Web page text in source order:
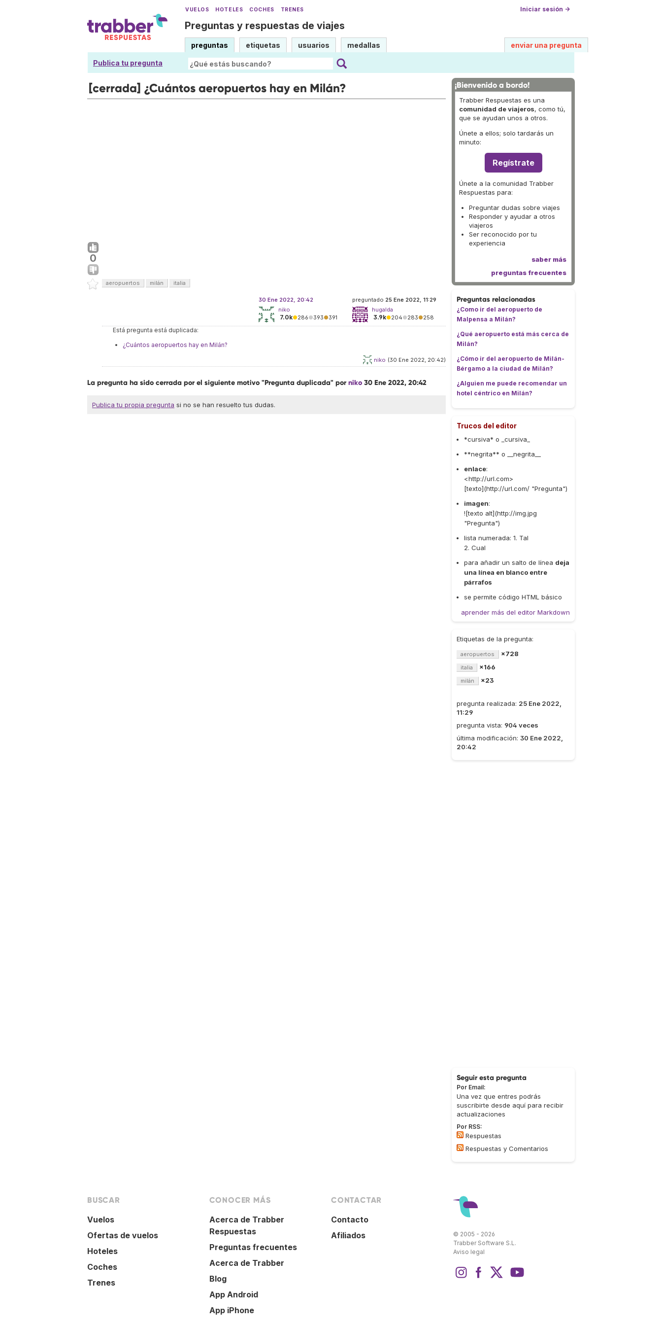
VUELOS HOTELES COCHES TRENES Iniciar sesión →
Preguntas y respuestas de viajes
preguntas etiquetas usuarios medallas enviar una pregunta
Publica tu pregunta
[cerrada] ¿Cuántos aeropuertos hay en Milán?
0
aeropuertos milán italia
preguntado 25 Ene 2022, 11:29
hugalda
3.9k●204●283●258
30 Ene 2022, 20:42
niko
7.0k●286●393●391
Está pregunta está duplicada:
¿Cuántos aeropuertos hay en Milán?
(30 Ene 2022, 20:42)
niko
La pregunta ha sido cerrada por el siguiente motivo "Pregunta duplicada" por niko 30 Ene 2022, 20:42
Publica tu propia pregunta si no se han resuelto tus dudas.
¡Bienvenido a bordo!
Trabber Respuestas es una
comunidad de viajeros, como tú,
que se ayudan unos a otros.
Únete a ellos; solo tardarás un
minuto:
Regístrate
Únete a la comunidad Trabber
Respuestas para:
Preguntar dudas sobre viajes
Responder y ayudar a otros
viajeros
Ser reconocido por tu
experiencia
saber más
preguntas frecuentes
Preguntas relacionadas
¿Como ir del aeropuerto de
Malpensa a Milán?
¿Qué aeropuerto está más cerca de
Milán?
¿Cómo ir del aeropuerto de Milán-
Bérgamo a la ciudad de Milán?
¿Alguien me puede recomendar un
hotel céntrico en Milán?
Trucos del editor
*cursiva* o _cursiva_
**negrita** o __negrita__
enlace:
<http://url.com>
[texto](http://url.com/ "Pregunta")
imagen:
![texto alt](http://img.jpg
"Pregunta")
lista numerada: 1. Tal
2. Cual
para añadir un salto de línea deja
una línea en blanco entre
párrafos
se permite código HTML básico
aprender más del editor Markdown
Etiquetas de la pregunta:
aeropuertos ×728
italia ×166
milán ×23
pregunta realizada: 25 Ene 2022,
11:29
pregunta vista: 904 veces
última modificación: 30 Ene 2022,
20:42
Seguir esta pregunta
Por Email:
Una vez que entres podrás
suscribirte desde aquí para recibir
actualizaciones
Por RSS:
Respuestas
Respuestas y Comentarios
BUSCAR
Vuelos
Ofertas de vuelos
Hoteles
Coches
Trenes
CONOCER MÁS
Acerca de Trabber
Respuestas
Preguntas frecuentes
Acerca de Trabber
Blog
App Android
App iPhone
CONTACTAR
Contacto
Afiliados
© 2005 - 2026
Trabber Software S.L.
Aviso legal